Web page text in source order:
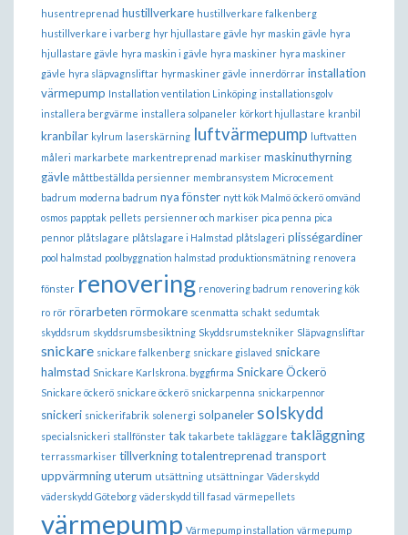
husentreprenad hustillverkare hustillverkare falkenberg
hustillverkare i varberg hyr hjullastare gävle hyr maskin gävle hyra
hjullastare gävle hyra maskin i gävle hyra maskiner hyra maskiner
gävle hyra släpvagnsliftar hyrmaskiner gävle innerdörrar installation
värmepump Installation ventilation Linköping installationsgolv
installera bergvärme installera solpaneler körkort hjullastare kranbil
kranbilar kylrum laserskärning luftvärmepump luftvatten
måleri markarbete markentreprenad markiser maskinuthyrning
gävle måttbeställda persienner membransystem Microcement
badrum moderna badrum nya fönster nytt kök Malmö öckerö omvänd
osmos papptak pellets persienner och markiser pica penna pica
pennor plåtslagare plåtslagare i Halmstad plåtslageri plisségardiner
pool halmstad poolbyggnation halmstad produktionsmätning renovera
fönster renovering renovering badrum renovering kök
ro rör rörarbeten rörmokare scenmatta schakt sedumtak
skyddsrum skyddsrumsbesiktning Skyddsrumstekniker Släpvagnsliftar
snickare snickare falkenberg snickare gislaved snickare
halmstad Snickare Karlskrona. byggfirma Snickare Öckerö
Snickare öckerö snickare öckerö snickarpenna snickarpennor
snickeri snickerifabrik solenergi solpaneler solskydd
specialsnickeri stallfönster tak takarbete takläggare takläggning
terrassmarkiser tillverkningtotalentreprenad transport
uppvärmninguterum utsättning utsättningar Väderskydd
väderskydd Göteborg väderskydd till fasad värmepellets
värmepump Värmepump installation värmepump